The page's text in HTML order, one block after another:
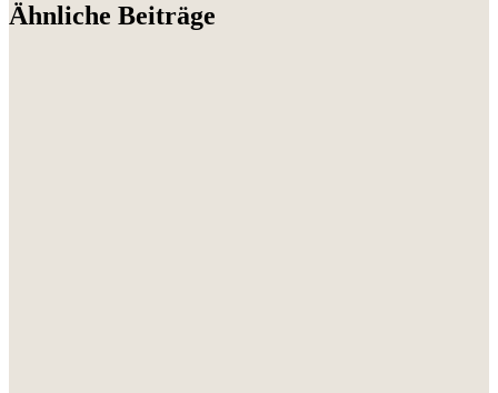
Ähnliche Beiträge